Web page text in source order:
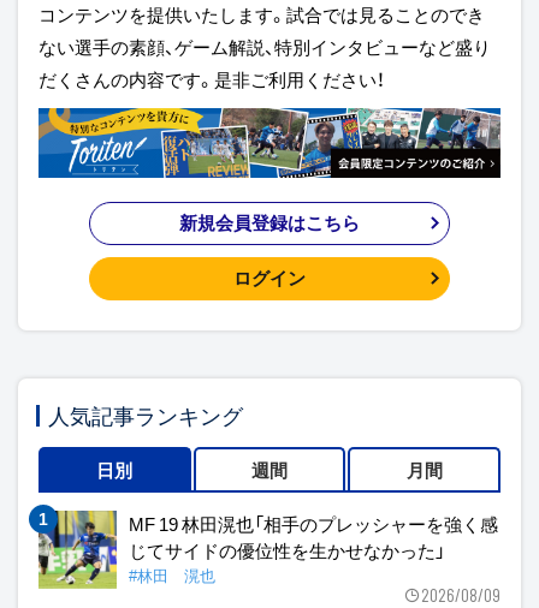
コンテンツを提供いたします。試合では見ることのでき
ない選手の素顔、ゲーム解説、特別インタビューなど盛り
だくさんの内容です。是非ご利用ください！
新規会員登録はこちら
ログイン
人気記事ランキング
日別 週間 月間
MF 19 林田滉也「相手のプレッシャーを強く感
じてサイドの優位性を生かせなかった」
#林田 滉也
2026/08/09